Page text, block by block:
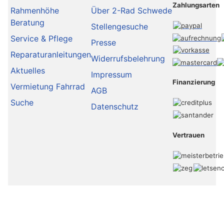
Rahmenhöhe
Beratung
Service & Pflege
Reparaturanleitungen
Aktuelles
Vermietung Fahrrad
Suche
Über 2-Rad Schwede
Stellengesuche
Presse
Widerrufsbelehrung
Impressum
AGB
Datenschutz
Zahlungsarten
Finanzierung
Vertrauen